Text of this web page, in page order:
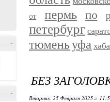
-
-
от пермь по
петербург
тюменьуфа
БЕЗ
Вторник, 25 Февраля 2025 г.